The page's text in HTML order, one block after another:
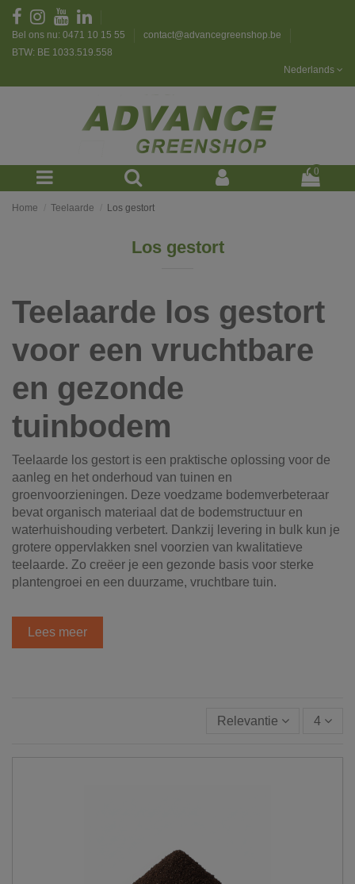
Bel ons nu: 0471 10 15 55
contact@advancegreenshop.be
BTW: BE 1033.519.558
Nederlands
0
Home Teelaarde Los gestort
Los gestort
Teelaarde los gestort
voor een vruchtbare
en gezonde
tuinbodem
Teelaarde los gestort is een praktische oplossing voor de
aanleg en het onderhoud van tuinen en
groenvoorzieningen. Deze voedzame bodemverbeteraar
bevat organisch materiaal dat de bodemstructuur en
waterhuishouding verbetert. Dankzij levering in bulk kun je
grotere oppervlakken snel voorzien van kwalitatieve
teelaarde. Zo creëer je een gezonde basis voor sterke
plantengroei en een duurzame, vruchtbare tuin.
Lees meer
Relevantie 4